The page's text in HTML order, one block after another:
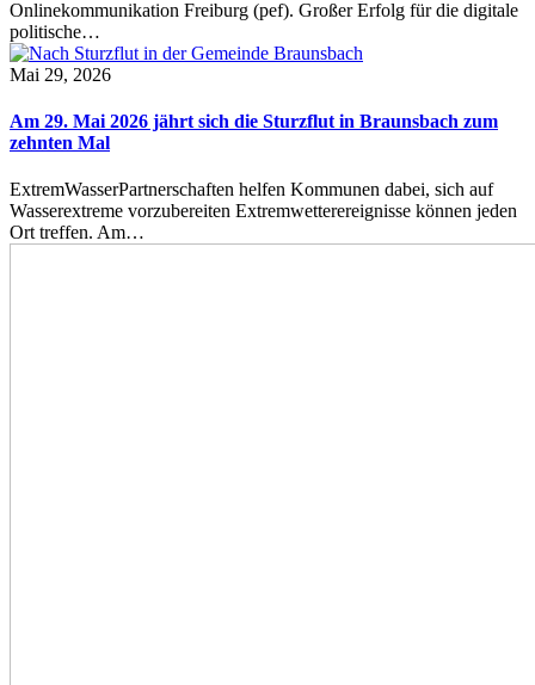
Onlinekommunikation Freiburg (pef). Großer Erfolg für die digitale
politische…
Mai 29, 2026
Am 29. Mai 2026 jährt sich die Sturzflut in Braunsbach zum
zehnten Mal
ExtremWasserPartnerschaften helfen Kommunen dabei, sich auf
Wasserextreme vorzubereiten Extremwetterereignisse können jeden
Ort treffen. Am…